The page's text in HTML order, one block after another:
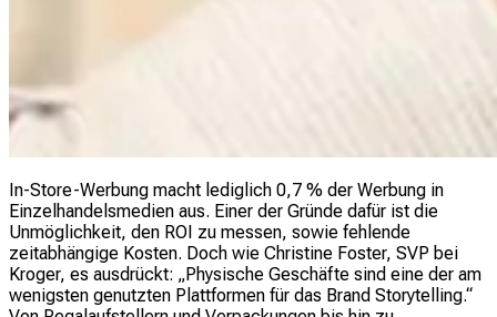
In-Store-Werbung macht lediglich 0,7 % der Werbung in
Einzelhandelsmedien aus. Einer der Gründe dafür ist die
Unmöglichkeit, den ROI zu messen, sowie fehlende
zeitabhängige Kosten. Doch wie Christine Foster, SVP bei
Kroger, es ausdrückt: „Physische Geschäfte sind eine der am
wenigsten genutzten Plattformen für das Brand Storytelling.“